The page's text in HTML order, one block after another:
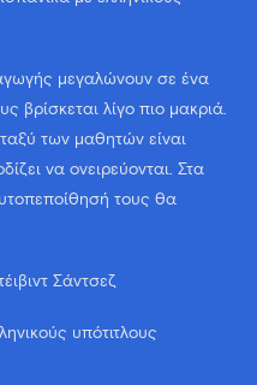
μεγαλώνουν σε ένα
βρίσκεται λίγο πιο μακριά.
των μαθητών είναι
να ονειρεύονται. Στα
τους θα
Σάντσεζ
υπότιτλους